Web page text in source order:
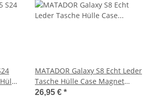
MATADOR Galaxy S8 Echt Leder
Tasche Hülle Case Magnet
Schlaufe
26,95 € *